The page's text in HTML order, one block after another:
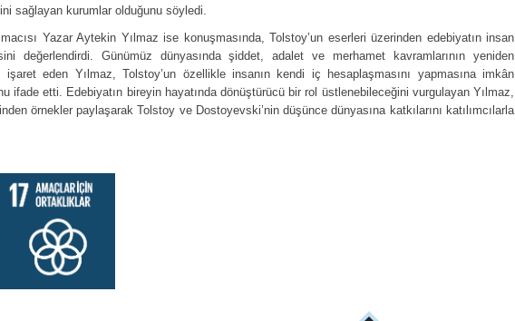
sağlayan kurumlar olduğunu söyledi.
Yazar Aytekin Yılmaz ise konuşmasında, Tolstoy’un eserleri üzerinden edebiyatın insan
değerlendirdi. Günümüz dünyasında şiddet, adalet ve merhamet kavramlarının yeniden
işaret eden Yılmaz, Tolstoy’un özellikle insanın kendi iç hesaplaşmasını yapmasına imkân
ifade etti. Edebiyatın bireyin hayatında dönüştürücü bir rol üstlenebileceğini vurgulayan Yılmaz,
örnekler paylaşarak Tolstoy ve Dostoyevski’nin düşünce dünyasına katkılarını katılımcılarla